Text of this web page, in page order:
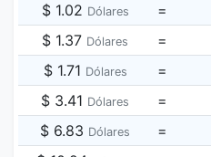
$ 1.02 Dólares =
$ 1.37 Dólares =
$ 1.71 Dólares =
$ 3.41 Dólares =
$ 6.83 Dólares =